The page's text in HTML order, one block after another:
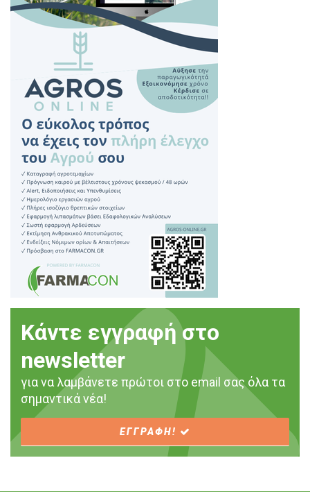
Κάντε εγγραφή στο
newsletter
για να λαμβάνετε πρώτοι στο email σας όλα τα
σημαντικά νέα!
ΕΓΓΡΑΦΗ!